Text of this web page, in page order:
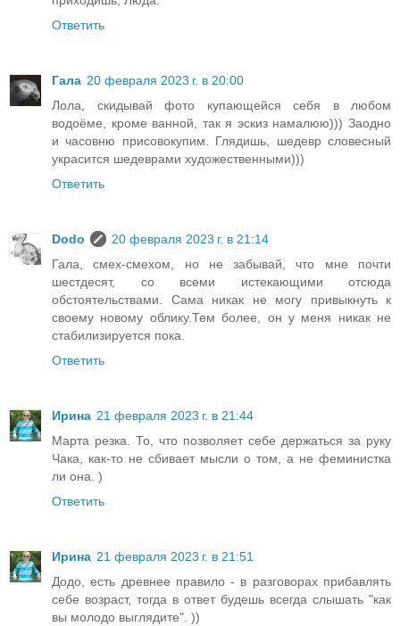
Ответить
Гала 20 февраля 2023 г. в 20:00
Лола, скидывай фото купающейся себя в любом
водоёме, кроме ванной, так я эскиз намалюю))) Заодно
и часовню присовокупим. Глядишь, шедевр словесный
украсится шедеврами художественными)))
Ответить
Dodo
20 февраля 2023 г. в 21:14
Гала, смех-смехом, но не забывай, что мне почти
шестдесят, со всеми истекающими отсюда
обстоятельствами. Сама никак не могу привыкнуть к
своему новому облику.Тем более, он у меня никак не
стабилизируется пока.
Ответить
Ирина 21 февраля 2023 г. в 21:44
Марта резка. То, что позволяет себе держаться за руку
Чака, как-то не сбивает мысли о том, а не феминистка
ли она. )
Ответить
Ирина 21 февраля 2023 г. в 21:51
Додо, есть древнее правило - в разговорах прибавлять
себе возраст, тогда в ответ будешь всегда слышать "как
вы молодо выглядите". ))